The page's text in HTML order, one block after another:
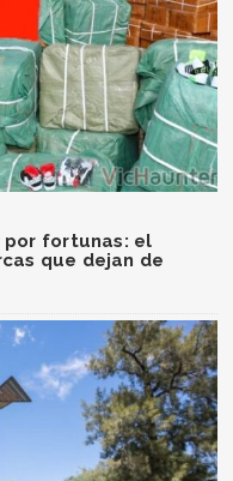
por fortunas: el
que dejan de